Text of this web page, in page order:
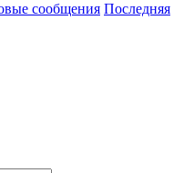
сообщения Последняя